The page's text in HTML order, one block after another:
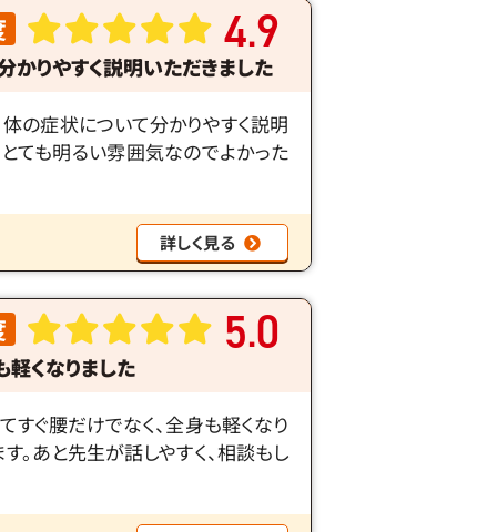
4.9
かりやすく説明いただきました
の症状について分かりやすく説明
ても明るい雰囲気なのでよかった
詳しく見る
5.0
くなりました
すぐ腰だけでなく、全身も軽くなり
。あと先生が話しやすく、相談もし